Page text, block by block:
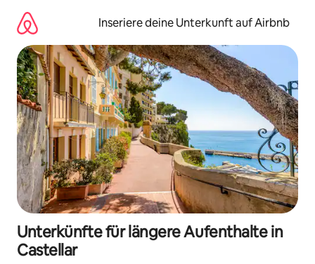
Inhalten
springen
Inseriere deine Unterkunft auf Airbnb
Unterkünfte für längere Aufenthalte in
Castellar